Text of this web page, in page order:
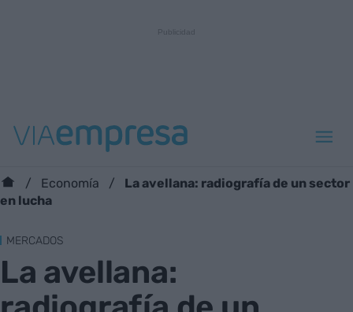
Economía
La avellana: radiografía de un sector
en lucha
MERCADOS
La avellana: